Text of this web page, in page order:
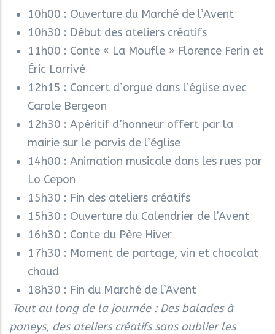
10h00 : Ouverture du Marché de l’Avent
10h30 : Début des ateliers créatifs
11h00 : Conte « La Moufle » Florence Ferin et
Éric Larrivé
12h15 : Concert d’orgue dans l’église avec
Carole Bergeon
12h30 : Apéritif d’honneur offert par la
mairie sur le parvis de l’église
14h00 : Animation musicale dans les rues par
Lo Cepon
15h30 : Fin des ateliers créatifs
15h30 : Ouverture du Calendrier de l’Avent
16h30 : Conte du Père Hiver
17h30 : Moment de partage, vin et chocolat
chaud
18h30 : Fin du Marché de l’Avent
Tout au long de la journée : Des balades à
poneys, des ateliers créatifs sans oublier les